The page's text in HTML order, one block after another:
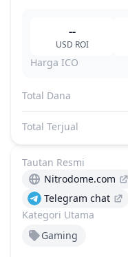
--
USD ROI
Harga ICO
Total Dana
Total Terjual
Kategori Utama
Gaming
Tautan Resmi
Nitrodome.com
Telegram chat